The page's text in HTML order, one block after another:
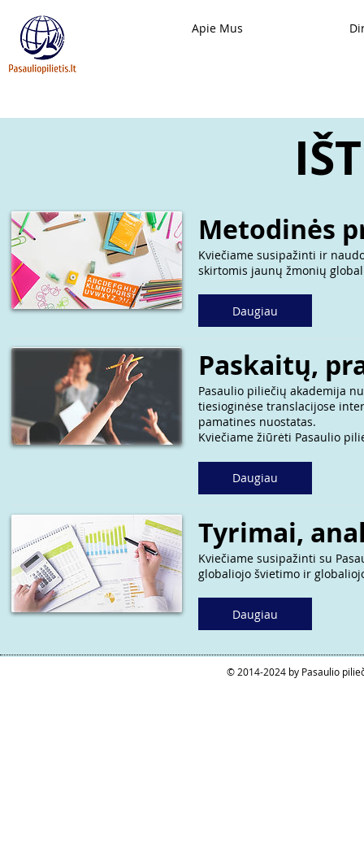
Apie Mus
Metodinės
Kviečiame susipažinti ir
skirtomis jaunų žmonių
Daugiau
Paskaitų,
Pasaulio piliečių akademija
tiesioginėse translacijose
pamatines nuostatas.
Kviečiame žiūrėti Pasaulio
Daugiau
Tyrimai,
Kviečiame susipažinti su
globaliojo švietimo ir
Daugiau
© 2014-2024 by Pasaulio